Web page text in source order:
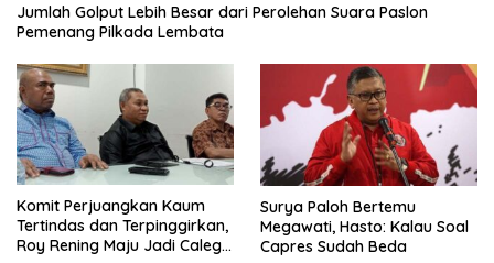
Jumlah Golput Lebih Besar dari Perolehan Suara Paslon
Pemenang Pilkada Lembata
Komit Perjuangkan Kaum
Tertindas dan Terpinggirkan,
Roy Rening Maju Jadi Caleg
Surya Paloh Bertemu
Megawati, Hasto: Kalau Soal
Capres Sudah Beda